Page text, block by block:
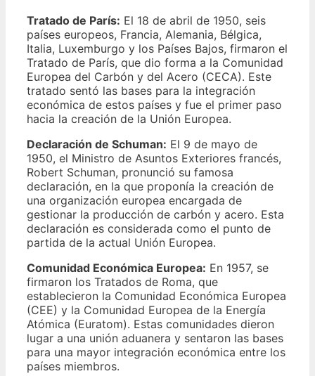
Tratado de París: El 18 de abril de 1950, seis
países europeos, Francia, Alemania, Bélgica,
Italia, Luxemburgo y los Países Bajos, firmaron el
Tratado de París, que dio forma a la Comunidad
Europea del Carbón y del Acero (CECA). Este
tratado sentó las bases para la integración
económica de estos países y fue el primer paso
hacia la creación de la Unión Europea.
Declaración de Schuman: El 9 de mayo de
1950, el Ministro de Asuntos Exteriores francés,
Robert Schuman, pronunció su famosa
declaración, en la que proponía la creación de
una organización europea encargada de
gestionar la producción de carbón y acero. Esta
declaración es considerada como el punto de
partida de la actual Unión Europea.
Comunidad Económica Europea: En 1957, se
firmaron los Tratados de Roma, que
establecieron la Comunidad Económica Europea
(CEE) y la Comunidad Europea de la Energía
Atómica (Euratom). Estas comunidades dieron
lugar a una unión aduanera y sentaron las bases
para una mayor integración económica entre los
países miembros.